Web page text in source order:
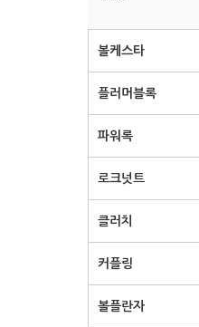
볼케스타
플러머블록
파워록
로크넛트
클러치
커플링
볼플란자